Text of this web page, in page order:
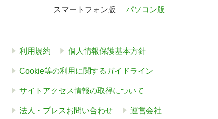
スマートフォン版 パソコン版
利用規約 個人情報保護基本方針
Cookie等の利用に関するガイドライン
サイトアクセス情報の取得について
法人・プレスお問い合わせ 運営会社